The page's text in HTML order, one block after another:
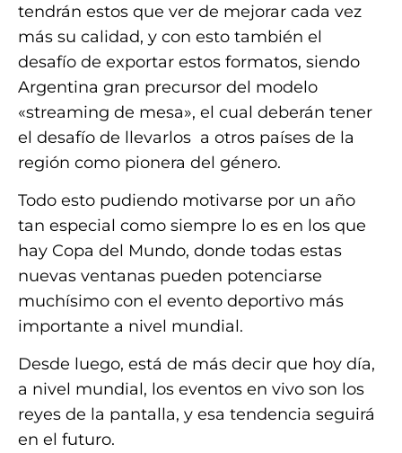
tendrán estos que ver de mejorar cada vez
más su calidad, y con esto también el
desafío de exportar estos formatos, siendo
Argentina gran precursor del modelo
«streaming de mesa», el cual deberán tener
el desafío de llevarlos a otros países de la
región como pionera del género.
Todo esto pudiendo motivarse por un año
tan especial como siempre lo es en los que
hay Copa del Mundo, donde todas estas
nuevas ventanas pueden potenciarse
muchísimo con el evento deportivo más
importante a nivel mundial.
Desde luego, está de más decir que hoy día,
a nivel mundial, los eventos en vivo son los
reyes de la pantalla, y esa tendencia seguirá
en el futuro.